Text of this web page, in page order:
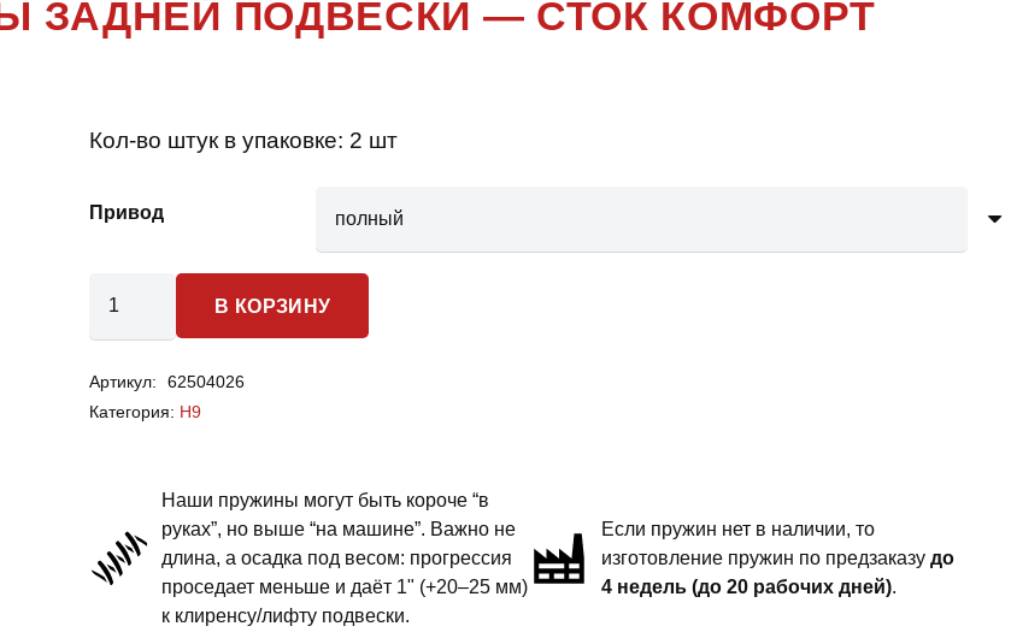
ЗАДНЕЙ ПОДВЕСКИ — СТОК КОМФОРТ
Кол-во штук в упаковке: 2 шт
Привод
H9
-
подвески
сток
комфорт
В КОРЗИНУ
Артикул:
62504026
Категория: H9
Наши пружины могут быть короче “в
руках”, но выше “на машине”. Важно не
длина, а осадка под весом: прогрессия
проседает меньше и даёт 1" (+20–25 мм)
к клиренсу/лифту подвески.
Если пружин нет в наличии, то
изготовление пружин по предзаказудо
4 недель (до 20 рабочих дней).